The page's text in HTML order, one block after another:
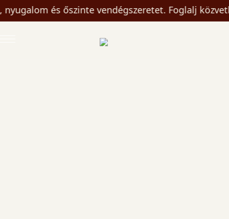
és őszinte vendégszeretet. Foglalj